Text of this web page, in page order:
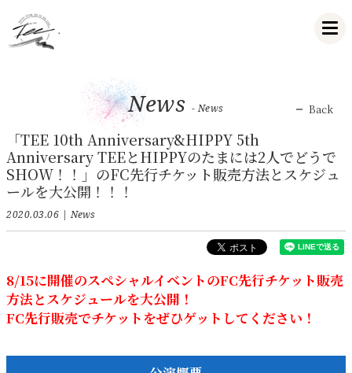
News - News Back
「TEE 10th Anniversary&HIPPY 5th
Anniversary TEEとHIPPYのたまには2人でどうで
SHOW！！」のFC先行チケット販売方法とスケジュ
ールを大公開！！！
2020.03.06 News
8/15に開催のスペシャルイベントのFC先行チケット販売
方法とスケジュールを大公開！
FC先行販売でチケットをぜひゲットしてください！